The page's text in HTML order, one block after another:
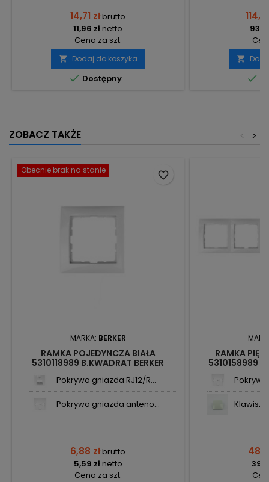
14,71 złbrutto
11,96 złnetto
Cena za szt.
 Dodaj do koszyka
 Dostępny


ZOBACZ TAKŻE >
<
Obecnie brak na stanie
MARKA: BERKER
RAMKA POJEDYNCZA BIAŁA
5310118989 B.KWADRAT BERKER
Pokrywa gniazda RJ12/R...
Pokrywa gniazda anteno...
6,88 złbrutto
5,59 złnetto
Cena za szt.
favorite_border
RAMKA
5310158989
Klawisz